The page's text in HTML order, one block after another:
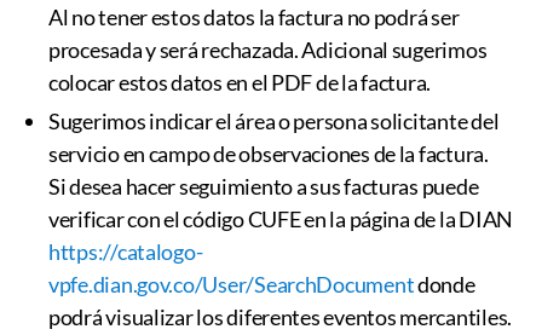
Al no tener estos datos la factura no podrá ser
procesada y será rechazada. Adicional sugerimos
colocar estos datos en el PDF de la factura.
Sugerimos indicar el área o persona solicitante del
servicio en campo de observaciones de la factura.
Si desea hacer seguimiento a sus facturas puede
verificar con el código CUFE en la página de la DIAN
https://catalogo-
vpfe.dian.gov.co/User/SearchDocumentdonde
podrá visualizar los diferentes eventos mercantiles.